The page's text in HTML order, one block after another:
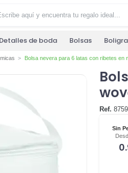
Detalles de boda Bolsas
Bolsa nevera para 6 latas con ribetes en
Ref.
Sin